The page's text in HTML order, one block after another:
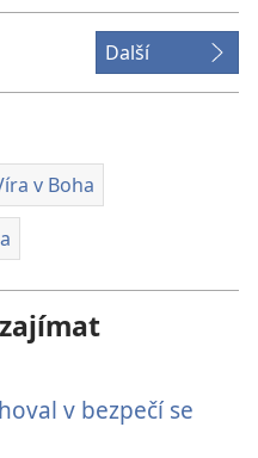
Další
v Boha
v bezpečí se